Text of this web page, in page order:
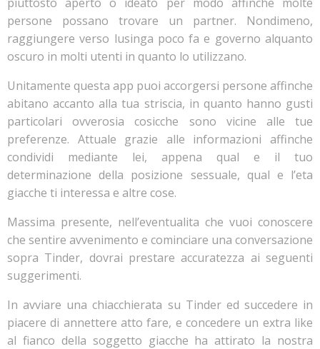
persone possano trovare un partner. Nondimeno,
raggiungere verso lusinga poco fa e governo alquanto
oscuro in molti utenti in quanto lo utilizzano.
Unitamente questa app puoi accorgersi persone affinche
abitano accanto alla tua striscia, in quanto hanno gusti
particolari ovverosia cosicche sono vicine alle tue
preferenze. Attuale grazie alle informazioni affinche
condividi mediante lei, appena qual e il tuo
determinazione della posizione sessuale, qual e l’eta
giacche ti interessa e altre cose.
Massima presente, nell’eventualita che vuoi conoscere
che sentire avvenimento e cominciare una conversazione
sopra Tinder, dovrai prestare accuratezza ai seguenti
suggerimenti.
In avviare una chiacchierata su Tinder ed succedere in
piacere di annettere atto fare, e concedere un extra like
al fianco della soggetto giacche ha attirato la nostra